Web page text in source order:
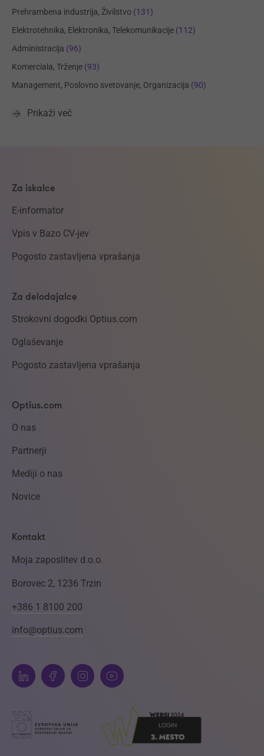
Prehrambena industrija, Živilstvo (131)
Elektrotehnika, Elektronika, Telekomunikacije (112)
Administracija (96)
Komerciala, Trženje (93)
Management, Poslovno svetovanje, Organizacija (90)
Prikaži več
Za iskalce
E-informator
Vpis v Bazo CV-jev
Pogosto zastavljena vprašanja
Za delodajalce
Strokovni dogodki Optius.com
Oglaševanje
Pogosto zastavljena vprašanja
Optius.com
O nas
Partnerji
Mediji o nas
Novice
Kontakt
Moja zaposlitev d.o.o.
Borovec 2, 1236 Trzin
+386 1 8100 200
info@optius.com